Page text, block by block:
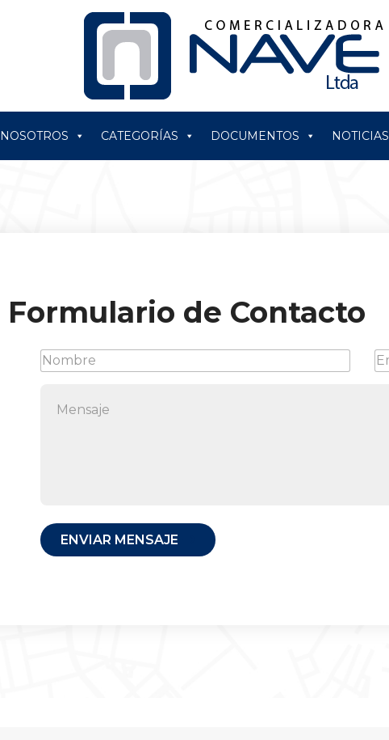
NOSOTROS CATEGORÍAS DOCUMENTOS NOTICIAS
Formulario de Contacto
ENVIAR MENSAJE